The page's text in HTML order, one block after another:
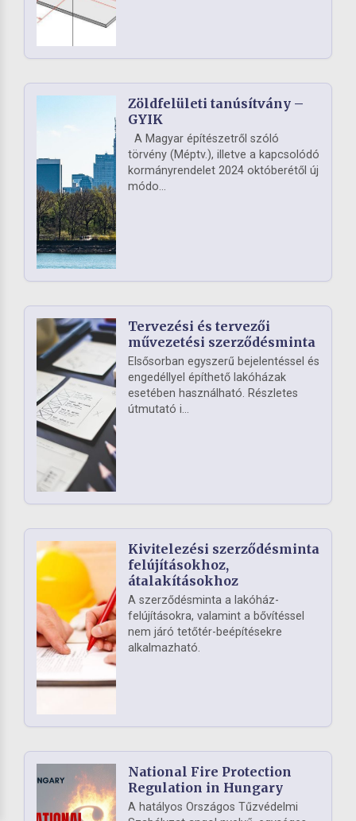
Zöldfelületi tanúsítvány –
GYIK
A Magyar építészetről szóló
törvény (Méptv.), illetve a kapcsolódó
kormányrendelet 2024 októberétől új
módo...
Tervezési és tervezői
művezetési szerződésminta
Elsősorban egyszerű bejelentéssel és
engedéllyel építhető lakóházak
esetében használható. Részletes
útmutató i...
Kivitelezési szerződésminta
felújításokhoz,
átalakításokhoz
A szerződésminta a lakóház-
felújításokra, valamint a bővítéssel
nem járó tetőtér-beépítésekre
alkalmazható.
National Fire Protection
Regulation in Hungary
A hatályos Országos Tűzvédelmi